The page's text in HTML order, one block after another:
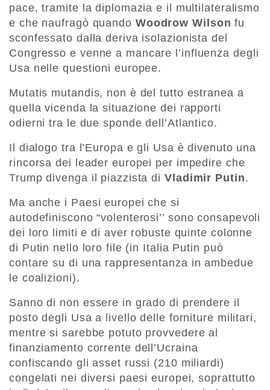
pace, tramite la diplomazia e il multilateralismo
e che naufragò quando Woodrow Wilson fu
sconfessato dalla deriva isolazionista del
Congresso e venne a mancare l’influenza degli
Usa nelle questioni europee.
Mutatis mutandis, non è del tutto estranea a
quella vicenda la situazione dei rapporti
odierni tra le due sponde dell’Atlantico.
Il dialogo tra l’Europa e gli Usa è divenuto una
rincorsa dei leader europei per impedire che
Trump divenga il piazzista di Vladimir Putin.
Ma anche i Paesi europei che si
autodefiniscono “volenterosi’’ sono consapevoli
dei loro limiti e di aver robuste quinte colonne
di Putin nello loro file (in Italia Putin può
contare su di una rappresentanza in ambedue
le coalizioni).
Sanno di non essere in grado di prendere il
posto degli Usa a livello delle forniture militari,
mentre si sarebbe potuto provvedere al
finanziamento corrente dell’Ucraina
confiscando gli asset russi (210 miliardi)
congelati nei diversi paesi europei, soprattutto